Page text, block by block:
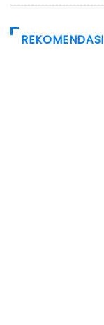
REKOMENDASI